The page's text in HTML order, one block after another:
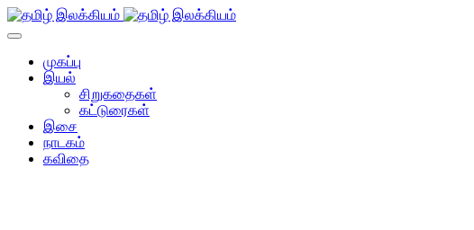
முகப்பு
இயல்
சிறுகதைகள்
கட்டுரைகள்
இசை
நாடகம்
கவிதை